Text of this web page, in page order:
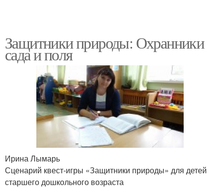
Защитники природы: Охранники
сада и поля
Ирина Лымарь
Сценарий квест-игры «Защитники природы» для детей
старшего дошкольного возраста